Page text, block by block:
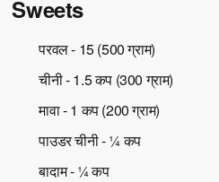
Sweets
परवल - 15 (500 ग्राम)
चीनी - 1.5 कप (300 ग्राम)
मावा - 1 कप (200 ग्राम)
पाउडर चीनी - ¼ कप
बादाम - ¼ कप